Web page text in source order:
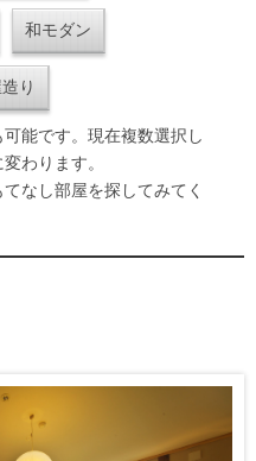
和モダン
り
能です。現在複数選択し
わります。
なし部屋を探してみてく